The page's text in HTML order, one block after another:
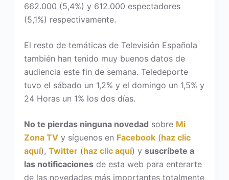
662.000 (5,4%) y 612.000 espectadores
(5,1%) respectivamente.
El resto de temáticas de Televisión Española
también han tenido muy buenos datos de
audiencia este fin de semana. Teledeporte
tuvo el sábado un 1,2% y el domingo un 1,5% y
24 Horas un 1% los dos días.
No te pierdas ninguna novedad sobre Mi
Zona TVy síguenos en Facebook(haz clic
aquí), Twitter(haz clic aquí) y suscríbete a
las notificacionesde esta web para enterarte
de las novedades más importantes totalmente